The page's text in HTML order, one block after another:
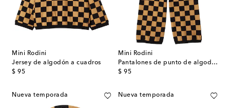
Mini Rodini
Jersey de algodón a cuadros
$ 95
original price
Mini Rodini
Pantalones de punto de algodón a cuadros
$ 95
original price
Nueva temporada Nueva temporada